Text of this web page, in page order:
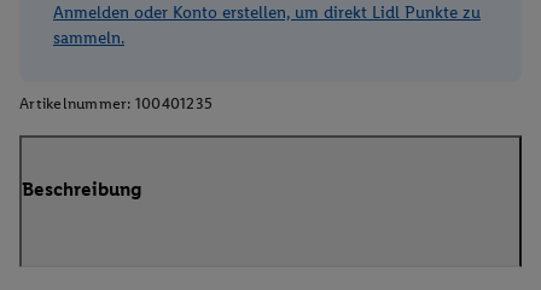
Anmelden oder Konto erstellen, um direkt Lidl Punkte zu
sammeln.
Artikelnummer: 100401235
Beschreibung